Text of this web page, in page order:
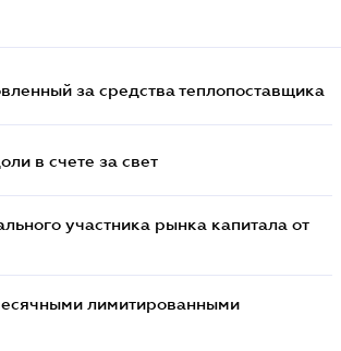
за средства теплопоставщика
в счете за свет
участника рынка капитала от
лимитированными